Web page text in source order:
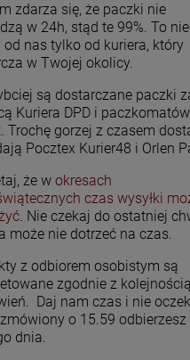
| 7.75"
279,00 zł
259,47 zł
Vans
skarpetki
Cena regularna:
Najniższa cena:
zdarza się, że paczki nie
w 24h, stąd te 99%. To nie
od nas tylko od kuriera, który
w Twojej okolicy.
są dostarczane paczki
Kuriera DPD i paczkomatów
Trochę gorzej z czasem
Pocztex Kurier48 i Orlen
że w okresach
czas wysyłki
. Nie czekaj do ostatniej
może nie dotrzeć na czas.
z odbiorem osobistym są
zgodnie z kolejnością
Daj nam czas i nie
o 15.59 odbierzesz
dnia.